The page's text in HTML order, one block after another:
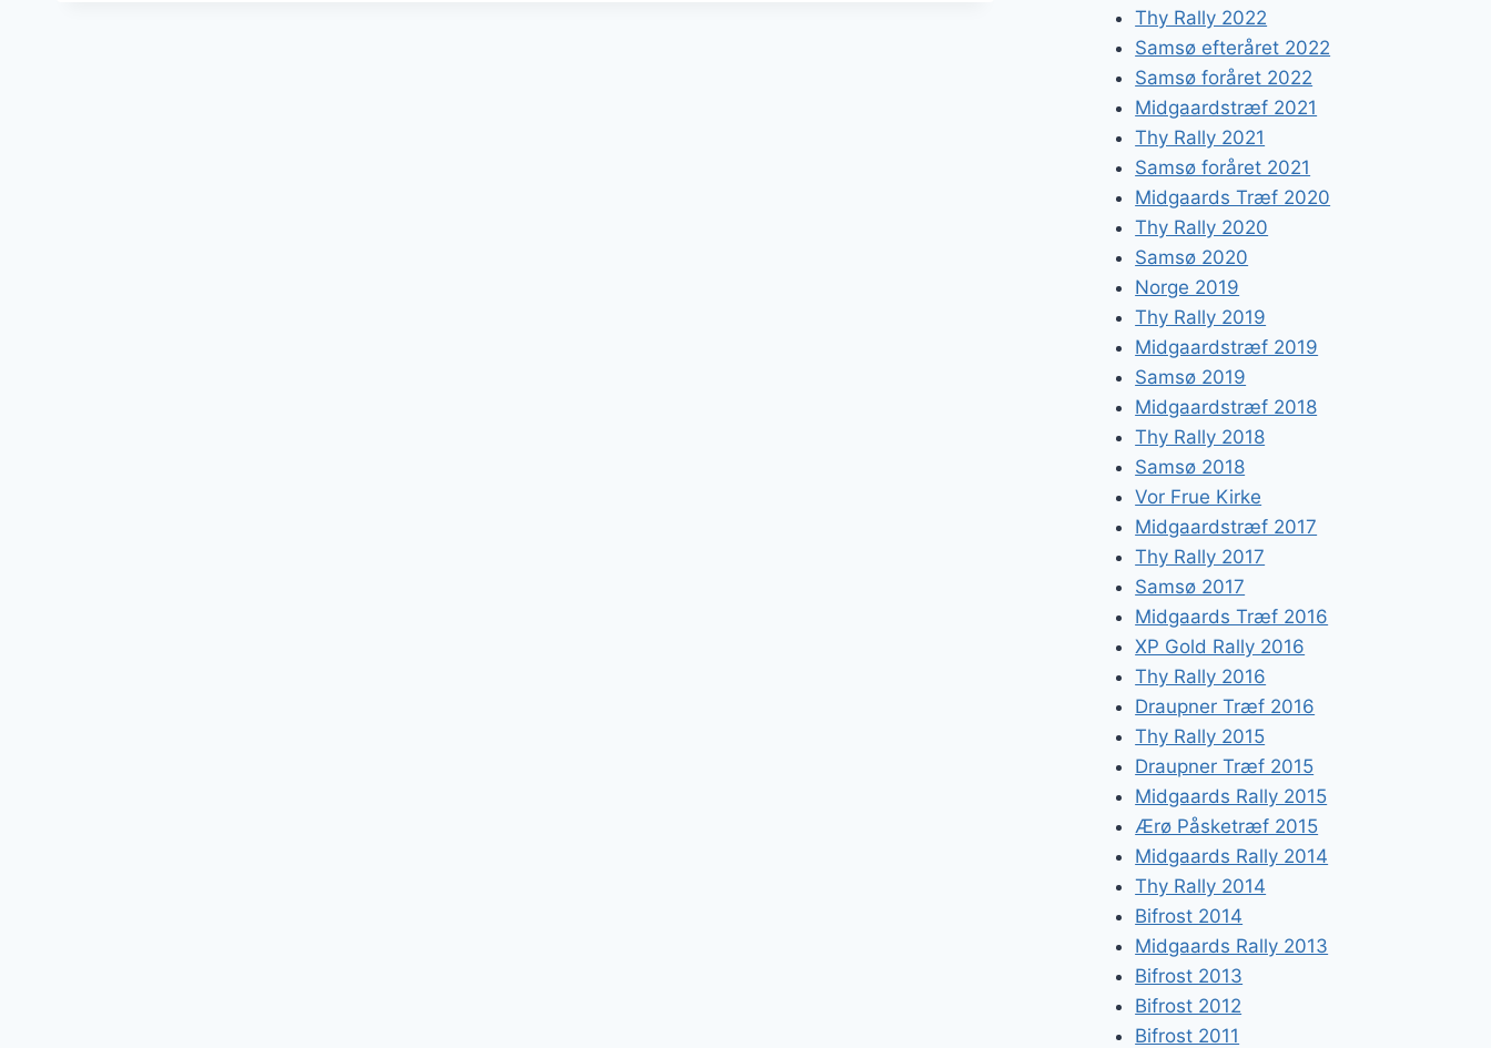
Thy Rally 2022
Samsø efteråret 2022
Samsø foråret 2022
Midgaardstræf 2021
Thy Rally 2021
Samsø foråret 2021
Midgaards Træf 2020
Thy Rally 2020
Samsø 2020
Norge 2019
Thy Rally 2019
Midgaardstræf 2019
Samsø 2019
Midgaardstræf 2018
Thy Rally 2018
Samsø 2018
Vor Frue Kirke
Midgaardstræf 2017
Thy Rally 2017
Samsø 2017
Midgaards Træf 2016
XP Gold Rally 2016
Thy Rally 2016
Draupner Træf 2016
Thy Rally 2015
Draupner Træf 2015
Midgaards Rally 2015
Ærø Påsketræf 2015
Midgaards Rally 2014
Thy Rally 2014
Bifrost 2014
Midgaards Rally 2013
Bifrost 2013
Bifrost 2012
Bifrost 2011